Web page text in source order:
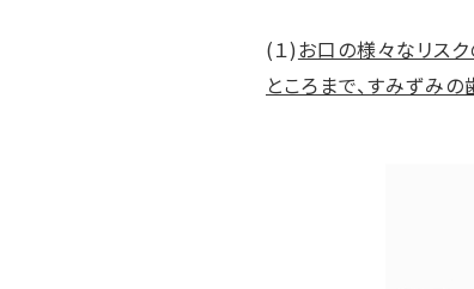
(１)お口の様々なリス
ところまで、すみずみ